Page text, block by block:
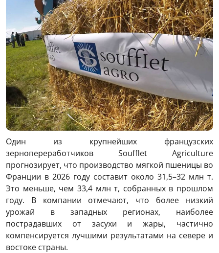
Один из крупнейших французских
зернопереработчиков Soufflet Agriculture
прогнозирует, что производство мягкой пшеницы во
Франции в 2026 году составит около 31,5–32 млн т.
Это меньше, чем 33,4 млн т, собранных в прошлом
году. В компании отмечают, что более низкий
урожай в западных регионах, наиболее
пострадавших от засухи и жары, частично
компенсируется лучшими результатами на севере и
востоке страны.